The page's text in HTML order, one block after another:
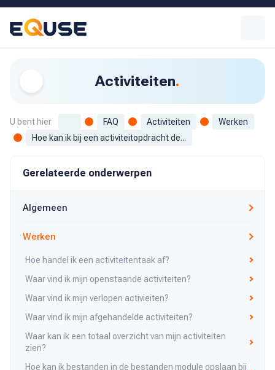
Activiteiten
U bent hier FAQ Activiteiten
Werken
Hoe kan ik bij een activiteitopdracht de...
Gerelateerde onderwerpen
Algemeen
Werken
Hoe handel ik een activiteitentaak af?
Waar vind ik mijn openstaande activiteiten?
Waar vind ik mijn verlopen activieiten?
Waar vind ik mijn afgehandelde activiteiten?
Waar kan ik een totaal overzicht van mijn activiteiten
zien?
Hoe kan ik bestanden in de bestanden module opslaan bij